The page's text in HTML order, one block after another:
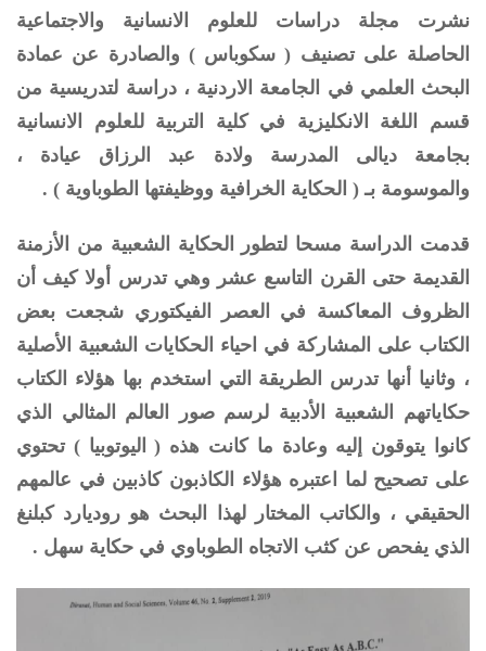
نشرت مجلة دراسات للعلوم الانسانية والاجتماعية
الحاصلة على تصنيف ( سكوباس ) والصادرة عن عمادة
البحث العلمي في الجامعة الاردنية ، دراسة لتدريسية من
قسم اللغة الانكليزية في كلية التربية للعلوم الانسانية
بجامعة ديالى المدرسة ولادة عبد الرزاق عيادة ،
والموسومة بـ ( الحكاية الخرافية ووظيفتها الطوباوية ) .
قدمت الدراسة مسحا لتطور الحكاية الشعبية من الأزمنة
القديمة حتى القرن التاسع عشر وهي تدرس أولا كيف أن
الظروف المعاكسة في العصر الفيكتوري شجعت بعض
الكتاب على المشاركة في احياء الحكايات الشعبية الأصلية
، وثانيا أنها تدرس الطريقة التي استخدم بها هؤلاء الكتاب
حكاياتهم الشعبية الأدبية لرسم صور العالم المثالي الذي
كانوا يتوقون إليه وعادة ما كانت هذه ( اليوتوبيا ) تحتوي
على تصحيح لما اعتبره هؤلاء الكاذبون كاذبين في عالمهم
الحقيقي ، والكاتب المختار لهذا البحث هو روديارد كبلنغ
الذي يفحص عن كثب الاتجاه الطوباوي في حكاية سهل .